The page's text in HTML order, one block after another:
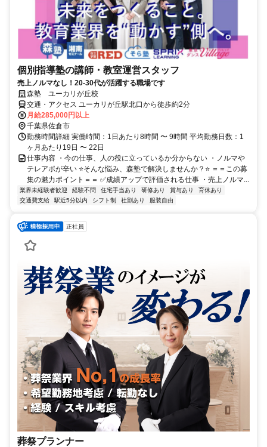
個別指導塾の講師・教室運営スタッフ
売上ノルマなし！20-30代が活躍する職場です
森塾 ユーカリが丘校
交通・アクセス ユーカリが丘駅北口から徒歩約2分
月給285,000円以上
千葉県佐倉市
勤務時間詳細 実働時間：1日あたり8時間 〜 9時間 平均勤務日数：1
ヶ月あたり19日 〜 22日
仕事内容 ・今の仕事、人の役に立っているか分からない ・ノルマや
テレアポが辛い ⭐️そんな悩み、森塾で解決しませんか？⭐️ ＝＝この募
集の魅力ポイント＝＝ ✅成績アップで評価される仕事 ・売上ノルマ...
業界未経験者歓迎 経験不問 住宅手当あり 研修あり 賞与あり
育休あり
交通費支給
駅近5分以内 シフト制 社割あり 服装自由
正社員
葬祭プランナー